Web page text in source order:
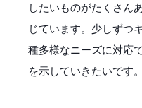
したいものがたくさん
じています。少しずつ
種多様なニーズに対応
を示していきたいです。